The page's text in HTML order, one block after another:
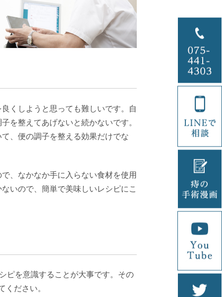
くしようと思っても難しいです。自
を整えてあげないと続かないです。
、便の調子を整える効果だけでな
、なかなか手に入らない食材を使用
いので、簡単で美味しいレシピにこ
ピを意識することが大事です。その
ださい。